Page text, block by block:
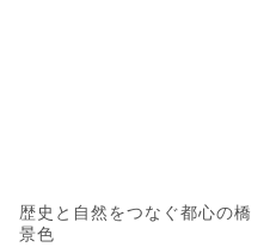
歴史と自然をつなぐ都心の橋
景色